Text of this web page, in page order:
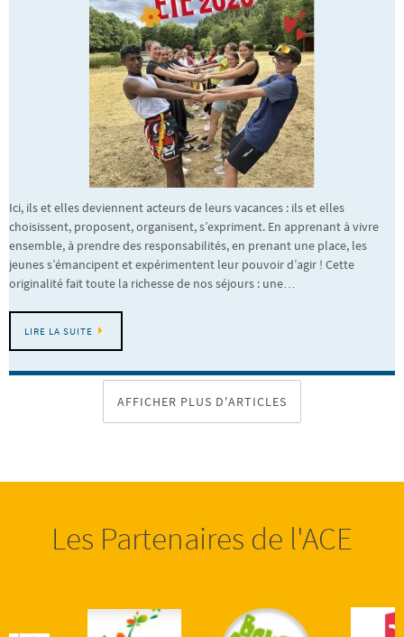
Ici, ils et elles deviennent acteurs de leurs vacances : ils et elles
choisissent, proposent, organisent, s’expriment. En apprenant à vivre
ensemble, à prendre des responsabilités, en prenant une place, les
jeunes s’émancipent et expérimentent leur pouvoir d’agir ! Cette
originalité fait toute la richesse de nos séjours : une…
LIRE LA SUITE
AFFICHER PLUS D'ARTICLES
Les Partenaires de l'ACE